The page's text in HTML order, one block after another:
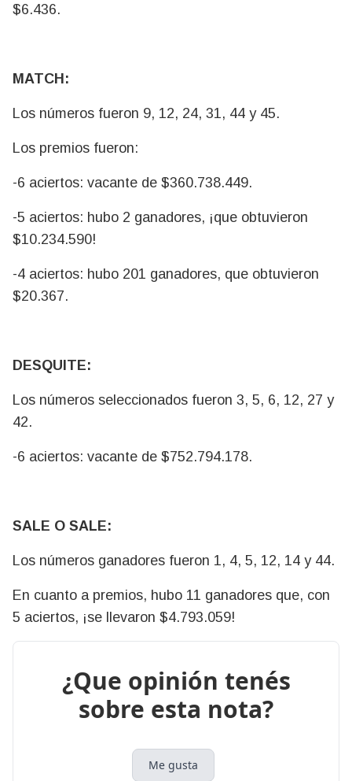
$6.436.
MATCH:
Los números fueron 9, 12, 24, 31, 44 y 45.
Los premios fueron:
-6 aciertos: vacante de $360.738.449.
-5 aciertos: hubo 2 ganadores, ¡que obtuvieron
$10.234.590!
-4 aciertos: hubo 201 ganadores, que obtuvieron
$20.367.
DESQUITE:
Los números seleccionados fueron 3, 5, 6, 12, 27 y
42.
-6 aciertos: vacante de $752.794.178.
SALE O SALE:
Los números ganadores fueron 1, 4, 5, 12, 14 y 44.
En cuanto a premios, hubo 11 ganadores que, con
5 aciertos, ¡se llevaron $4.793.059!
¿Que opinión tenés
sobre esta nota?
Me gusta